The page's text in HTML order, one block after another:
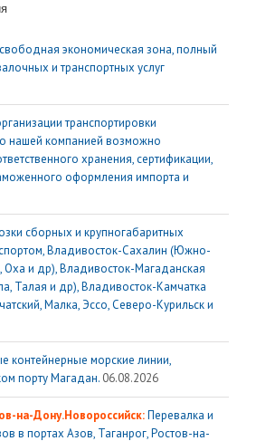
экономическая зона, полный
и транспортных услуг
транспортировки
нашей компанией возможно
хранения, сертификации,
оформления импорта и
сборных и крупногабаритных
Владивосток-Сахалин (Южно-
Оха и др), Владивосток-Магаданская
Талая и др), Владивосток-Камчатка
Малка, Эссо, Северо-Курильск и
контейнерные морские линии,
порту Магадан. 06.08.2026
на-Дону.Новороссийск:Перевалка и
в портах Азов, Таганрог, Ростов-на-